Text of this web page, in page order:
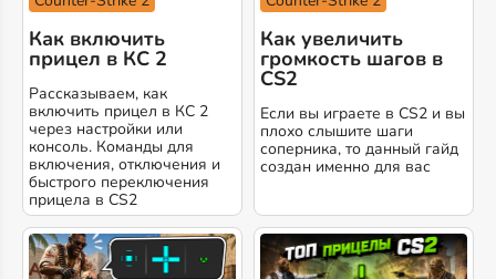
Как включить
прицел в КС 2
Рассказываем, как
включить прицел в КС 2
через настройки или
консоль. Команды для
включения, отключения и
быстрого переключения
прицела в CS2
Как увеличить
громкость шагов в
CS2
Если вы играете в CS2 и вы
плохо слышите шаги
соперника, то данный гайд
создан именно для вас